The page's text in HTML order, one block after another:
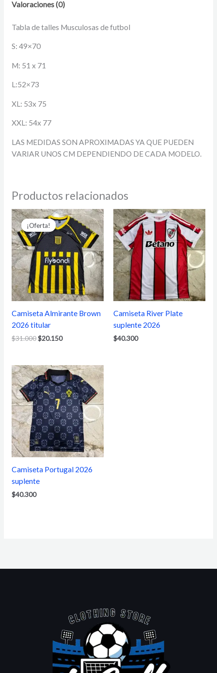
Valoraciones (0)
Tabla de talles Musculosas de futbol
S: 49×70
M: 51 x 71
L:52×73
XL: 53x 75
XXL: 54x 77
LAS MEDIDAS SON APROXIMADAS YA QUE PUEDEN
VARIAR UNOS CM DEPENDIENDO DE CADA MODELO.
Productos relacionados
¡Oferta!
¡Oferta!
Camiseta Almirante Brown
2026 titular
$31.000
El
precio
original
era:
$31.000.
$20.150
El
precio
actual
es:
$20.150.
Camiseta River Plate
suplente 2026
$40.300
Camiseta Portugal 2026
suplente
$40.300